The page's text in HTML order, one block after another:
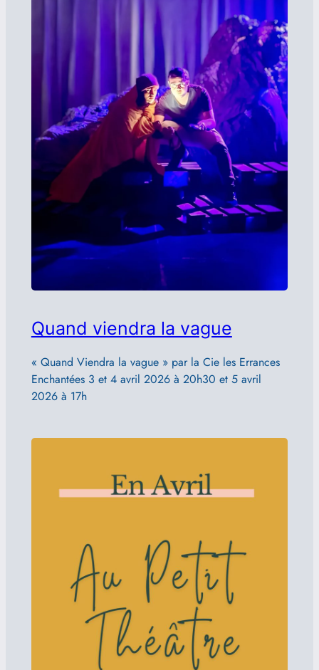
Quand viendra la vague
« Quand Viendra la vague » par la Cie les Errances
Enchantées 3 et 4 avril 2026 à 20h30 et 5 avril
2026 à 17h